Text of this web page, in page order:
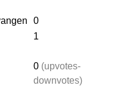
0
1
0 (upvotes-
downvotes)